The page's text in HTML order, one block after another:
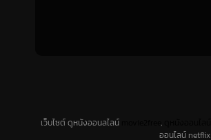
เว็บไซต์ ดูหนังออนลไลน์ ,
ออนไลน์ netflix